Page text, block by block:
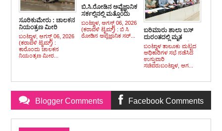
ಸೂರಿಕುಮೇರು : ಚಾಲಕನ
ನಿಯಂತ್ರಣ ಮೀರಿ
ಹೆದ್ದಾರಿಯಲ್ಲಿ ಪಲ್ಟಿಯಾದ
ಕಾರು, ಪ್ರಯಾಣಿಕರು
ಪಾರು
ಬಂಟ್ವಾಳ, ಆಗಸ್ಟ್ 06, 2026
(ಕರಾವಳಿ ಟೈಮ್ಸ್) :
ಕಾರೊಂದು ಚಾಲಕನ
ನಿಯಂತ್ರಣ ಮೀರ...
ಬಿ.ಸಿ.ರೋಡಿನ ಅವೈಜ್ಞಾನಿಕ
ಸರ್ಕಲ್ಲಿನಲ್ಲಿ ಮತ್ತೊಂದು
ಭೀಕರ ಅಪಘಾತ : ಟಿಪ್ಪರ್
ಹರಿದು ಸ್ಕೂಟರ್
ಸಹಸವಾರ ದಾರುಣ
ಮೃತ್ಯು, ಸವಾರ ಗಂಭೀರ
ಬಂಟ್ವಾಳ, ಆಗಸ್ಟ್ 06, 2026
(ಕರಾವಳಿ ಟೈಮ್ಸ್) : ಬಿ ಸಿ
ರೋಡಿನ ಅವೈಜ್ಞಾನಿಕ ಸರ್...
ಬರಿಮಾರು ಶಾಲಾ ಬಸ್
ದುರಂತದಲ್ಲಿ ಮೃತ
ಮಗುವಿನ ಕುಟುಂಬಕ್ಕೆ
ಸೂಕ್ತ ಪರಿಹಾರ
ದೊರಕಿಸುವ ನಿಟ್ಟಿನಲ್ಲಿ ಕಟ್ಟು
ನಿಟ್ಟಿನ ಕ್ರಮ ಕೈಗೊಳ್ಳಿ :
ಬಂಟ್ವಾಳ ತಾಲೂಕು ಮಟ್ಟದ
ಅಧಿಕಾರಿಗಳ ಸಭೆ ನಡೆಸಿದ
ಉಸ್ತುವಾರಿ
ಸಚಿವರುಬಂಟ್ವಾಳ, ಆಗ...
Blogger Comments Facebook Comments